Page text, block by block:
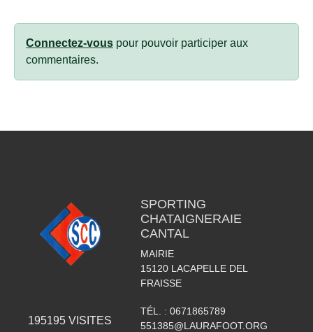
Connectez-vous pour pouvoir participer aux
commentaires.
195195 VISITES
SPORTING
CHATAIGNERAIE
CANTAL
MAIRIE
15120 LACAPELLE DEL
FRAISSE
TÉL. : 0671865789
551385@LAURAFOOT.ORG